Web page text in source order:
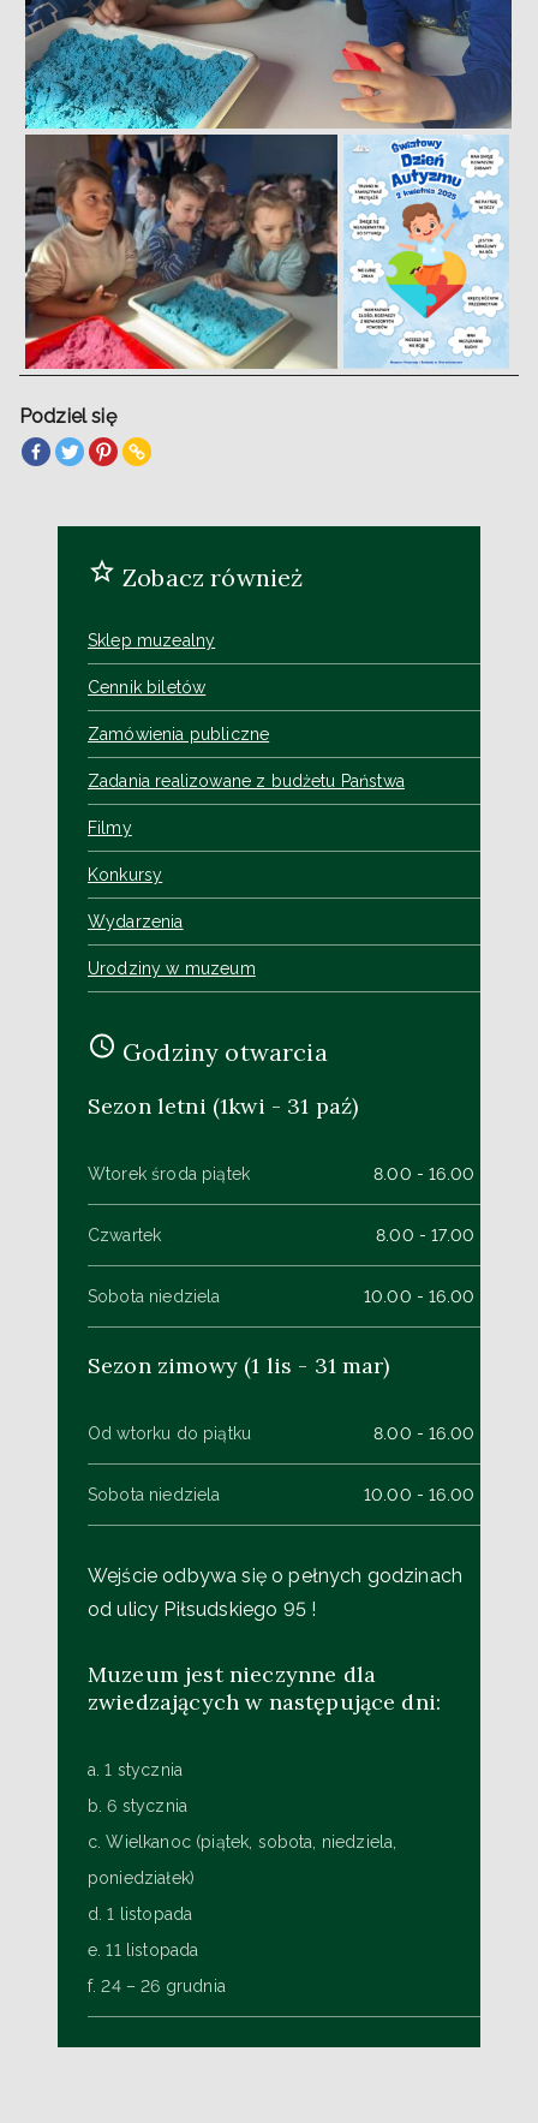
Podziel się
Zobacz również
Sklep muzealny
Cennik biletów
Zamówienia publiczne
Zadania realizowane z budżetu Państwa
Filmy
Konkursy
Wydarzenia
Urodziny w muzeum
Godziny otwarcia
Sezon letni (1kwi - 31 paź)
Wtorek środa piątek 8.00 - 16.00
Czwartek 8.00 - 17.00
Sobota niedziela 10.00 - 16.00
Sezon zimowy (1 lis - 31 mar)
Od wtorku do piątku 8.00 - 16.00
Sobota niedziela 10.00 - 16.00
Wejście odbywa się o pełnych godzinach
od ulicy Piłsudskiego 95 !
Muzeum jest nieczynne dla
zwiedzających w następujące dni:
a. 1 stycznia
b. 6 stycznia
c. Wielkanoc (piątek, sobota, niedziela,
poniedziałek)
d. 1 listopada
e. 11 listopada
f. 24 – 26 grudnia